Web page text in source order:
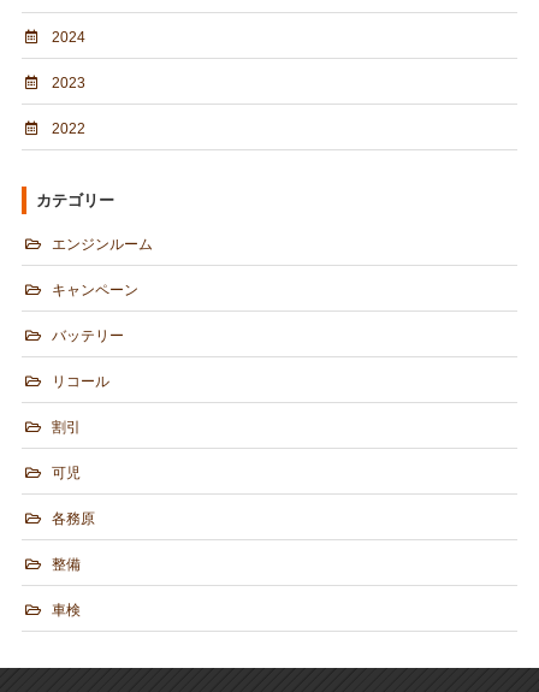
2024
2023
2022
カテゴリー
エンジンルーム
キャンペーン
バッテリー
リコール
割引
可児
各務原
整備
車検